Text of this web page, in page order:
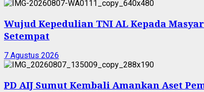
Wujud Kepedulian TNI AL Kepada
Setempat
7 Agustus 2026
PD AIJ Sumut Kembali Amankan Aset